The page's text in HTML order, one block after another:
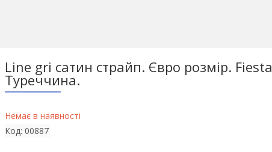
Line gri сатин страйп. Євро розмір. Fiesta
Туреччина.
Немає в наявності
Код: 00887